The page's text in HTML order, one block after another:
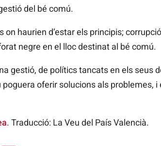
del bé comú.
haurien d’estar els principis;
negre en el lloc destinat al bé comú.
gestió, de polítics tancats en els seus
oferir solucions als problemes, i
. Traducció: La Veu del País Valencià.